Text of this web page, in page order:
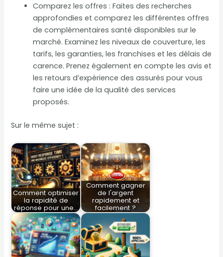
Comparez les offres : Faites des recherches
approfondies et comparez les différentes offres
de complémentaires santé disponibles sur le
marché. Examinez les niveaux de couverture, les
tarifs, les garanties, les franchises et les délais de
carence. Prenez également en compte les avis et
les retours d’expérience des assurés pour vous
faire une idée de la qualité des services
proposés.
Sur le même sujet :
Comment optimiser
la rapidité de
réponse pour une…
Comment gagner
de l'argent
rapidement et
facilement ?